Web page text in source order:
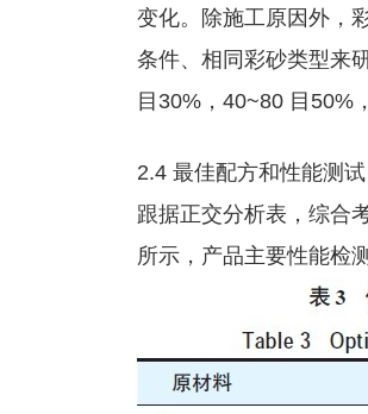
变化。除施工原因外，
条件、相同彩砂类型来
目30%，40~80 目50%
2.4 最佳配方和性能测试
跟据正交分析表，综合
所示，产品主要性能检